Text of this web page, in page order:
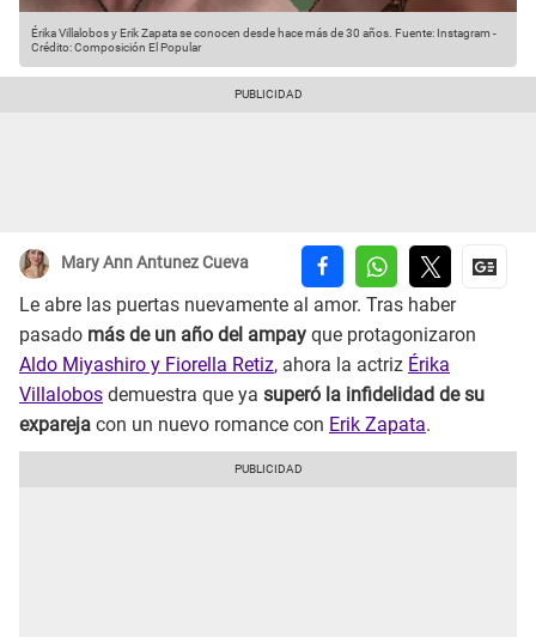
Érika Villalobos y Erik Zapata se conocen desde hace más de 30 años. Fuente: Instagram -
Crédito: Composición El Popular
Mary Ann Antunez Cueva
Le abre las puertas nuevamente al amor. Tras haber
pasado más de un año del ampay que protagonizaron
Aldo Miyashiro y Fiorella Retiz, ahora la actriz Érika
Villalobos demuestra que ya superó la infidelidad de su
expareja con un nuevo romance con Erik Zapata.